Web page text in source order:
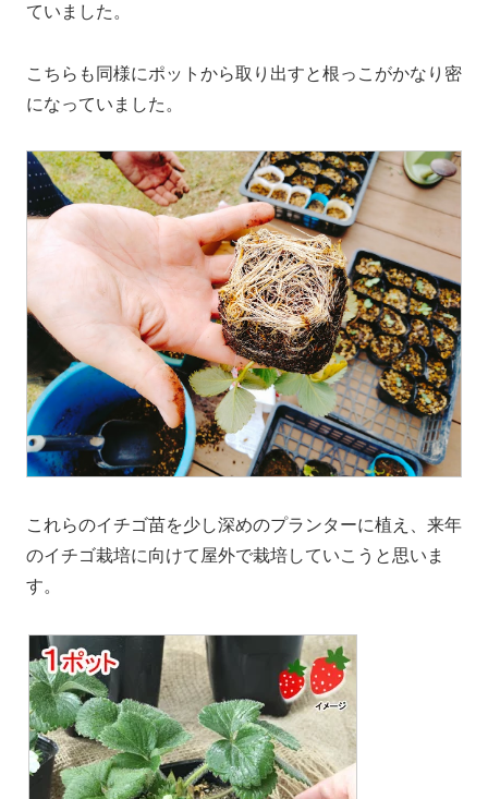
ていました。
こちらも同様にポットから取り出すと根っこがかなり密
になっていました。
これらのイチゴ苗を少し深めのプランターに植え、来年
のイチゴ栽培に向けて屋外で栽培していこうと思いま
す。